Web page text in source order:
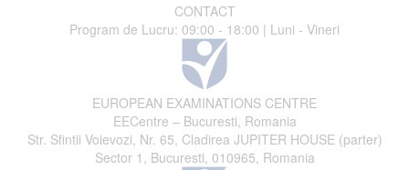
CONTACT
Program de Lucru: 09:00 - 18:00 | Luni - Vineri
EUROPEAN EXAMINATIONS CENTRE
EECentre – Bucuresti, Romania
Str. Sfintii Voievozi, Nr. 65, Cladirea JUPITER HOUSE (parter)
Sector 1, Bucuresti, 010965, Romania